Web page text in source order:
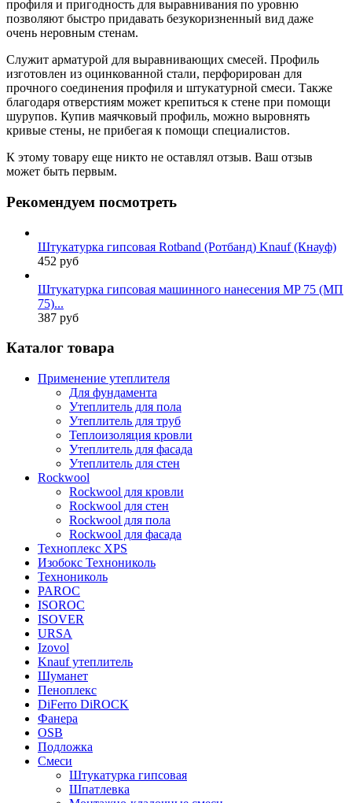
профиля и пригодность для выравнивания по уровню
позволяют быстро придавать безукоризненный вид даже
очень неровным стенам.
Служит арматурой для выравнивающих смесей. Профиль
изготовлен из оцинкованной стали, перфорирован для
прочного соединения профиля и штукатурной смеси. Также
благодаря отверстиям может крепиться к стене при помощи
шурупов. Купив маячковый профиль, можно выровнять
кривые стены, не прибегая к помощи специалистов.
К этому товару еще никто не оставлял отзыв. Ваш отзыв
может быть первым.
Рекомендуем посмотреть
Штукатурка гипсовая Rotband (Ротбанд) Knauf (Кнауф)
452 руб
Штукатурка гипсовая машинного нанесения MP 75 (МП
75)...
387 руб
Каталог товара
Применение утеплителя
Для фундамента
Утеплитель для пола
Утеплитель для труб
Теплоизоляция кровли
Утеплитель для фасада
Утеплитель для стен
Rockwool
Rockwool для кровли
Rockwool для стен
Rockwool для пола
Rockwool для фасада
Техноплекс XPS
Изобокс Технониколь
Технониколь
PAROC
ISOROC
ISOVER
URSA
Izovol
Knauf утеплитель
Шуманет
Пеноплекс
DiFerro DiROCK
Фанера
OSB
Подложка
Смеси
Штукатурка гипсовая
Шпатлевка